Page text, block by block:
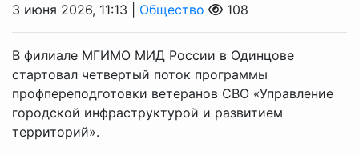
3 июня 2026, 11:13 | Общество 108
В филиале МГИМО МИД России в Одинцове
стартовал четвертый поток программы
профпереподготовки ветеранов СВО «Управление
городской инфраструктурой и развитием
территорий».